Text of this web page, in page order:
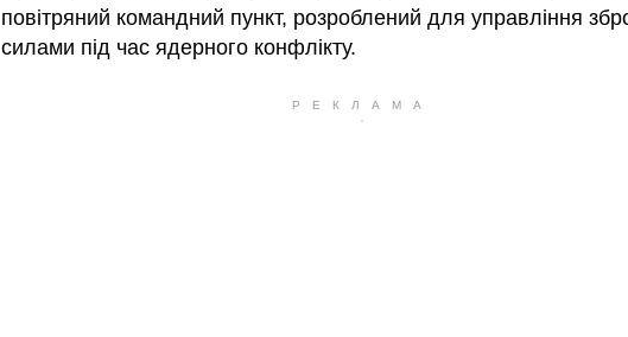
повітряний командний пункт, розроблений для управління
силами під час ядерного конфлікту.